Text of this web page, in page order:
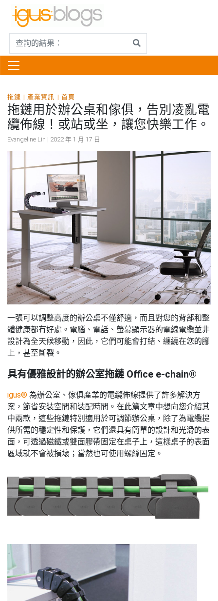
拖鏈 產業資訊 首頁
拖鏈用於辦公桌和傢俱，告別凌亂電
纜佈線！或站或坐，讓您快樂工作。
Evangeline Lin | 2022 年 1 月 17 日
一張可以調整高度的辦公桌不僅舒適，而且對您的背部和整
體健康都有好處。電腦、電話、螢幕顯示器的電線電纜並非
設計為全天候移動，因此，它們可能會打結、纏繞在您的腳
上，甚至斷裂。
具有優雅設計的辦公室拖鏈 Office e-chain®
igus® 為辦公室、傢俱產業的電纜佈線提供了許多解決方
案，節省安裝空間和裝配時間。在此篇文章中想向您介紹其
中兩款，這些拖鏈特別適用於可調節辦公桌，除了為電纜提
供所需的穩定性和保護，它們還具有簡單的設計和光滑的表
面，可透過磁鐵或雙面膠帶固定在桌子上，這樣桌子的表面
區域就不會被損壞；當然也可使用螺絲固定。